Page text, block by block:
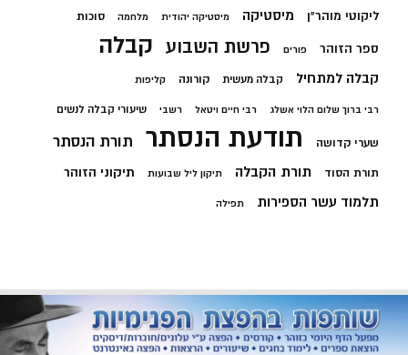
ליקוטי מוהר"ן מיסטיקה מיסטיקה יהודית מלחמה סוכות
ספר הזוהר פורים פרשת השבוע קבלה
קבלה למתחיל קבלה מעשית קורונה קליפות
רבי ברוך שלום הלוי אשלג רבי חיים ויטאל רשבי שיעורי קבלה לנשים
שערי קדושה תודעת הנסתר תורת הנסתר
תורת הסוד תורת הקבלה תיקון ליל שבועות תיקוני הזוהר
תלמוד עשר הספירות תפילה